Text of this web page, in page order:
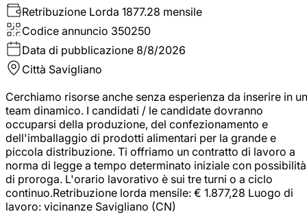
Retribuzione Lorda 1877.28 mensile
Codice annuncio 350250
Data di pubblicazione 8/8/2026
Città Savigliano
Cerchiamo risorse anche senza esperienza da inserire in un
team dinamico. I candidati / le candidate dovranno
occuparsi della produzione, del confezionamento e
dell'imballaggio di prodotti alimentari per la grande e
piccola distribuzione. Ti offriamo un contratto di lavoro a
norma di legge a tempo determinato iniziale con possibilità
di proroga. L'orario lavorativo è sui tre turni o a ciclo
continuo.Retribuzione lorda mensile: € 1.877,28 Luogo di
lavoro: vicinanze Savigliano (CN)